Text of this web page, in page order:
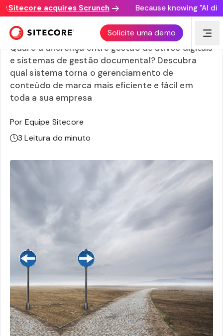
acquires Scrunch Because knowing "AI
Solicite uma demo
Gestão de ativos digitais vs. gestão documental
Qual é a diferença entre gestão de ativos digitais
e sistemas de gestão documental? Descubra
qual sistema torna o gerenciamento de
conteúdo de marca mais eficiente e fácil em
toda a sua empresa
Por Equipe Sitecore
3 Leitura do minuto